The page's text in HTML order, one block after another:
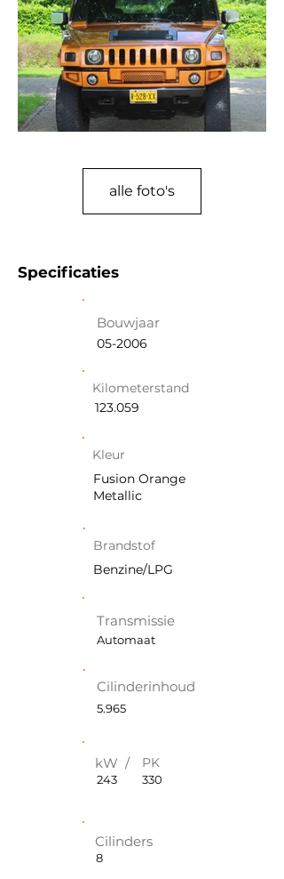
alle foto's
Specificaties
Bouwjaar
05-2006
Kilometerstand
123.059
Kleur
Fusion Orange
Metallic
Brandstof
Benzine/LPG
Transmissie
Automaat
Cilinderinhoud
5.965
kW / PK
243 330
Cilinders
8